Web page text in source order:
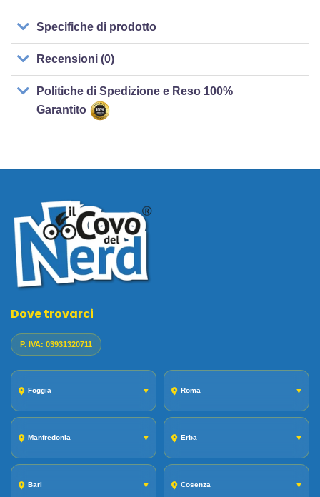
Specifiche di prodotto
Recensioni (0)
Politiche di Spedizione e Reso 100%
Garantito
Dove trovarci
P. IVA: 03931320711
Foggia ▼ Roma ▼
Manfredonia ▼ Erba ▼
Bari ▼ Cosenza ▼